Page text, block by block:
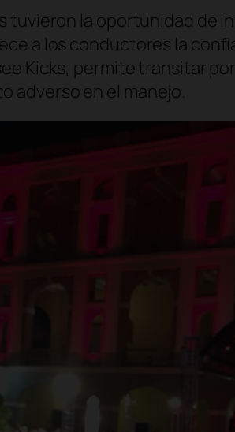
la oportunidad de
a los conductores la
Kicks, permite transitar
adverso en el manejo.